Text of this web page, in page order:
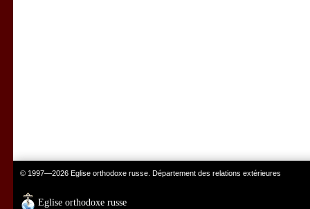
© 1997—2026 Eglise orthodoxe russe. Département des relations extérieures
Eglise orthodoxe russe